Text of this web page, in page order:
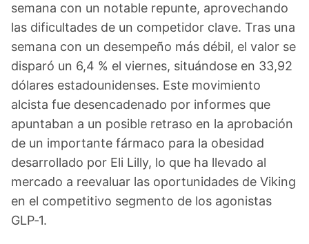
semana con un notable repunte, aprovechando
las dificultades de un competidor clave. Tras una
semana con un desempeño más débil, el valor se
disparó un 6,4 % el viernes, situándose en 33,92
dólares estadounidenses. Este movimiento
alcista fue desencadenado por informes que
apuntaban a un posible retraso en la aprobación
de un importante fármaco para la obesidad
desarrollado por Eli Lilly, lo que ha llevado al
mercado a reevaluar las oportunidades de Viking
en el competitivo segmento de los agonistas
GLP‑1.